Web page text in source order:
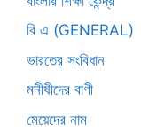
বি এ (GENERAL)
ভারতের সংবিধান
মনীষীদের বাণী
মেয়েদের নাম